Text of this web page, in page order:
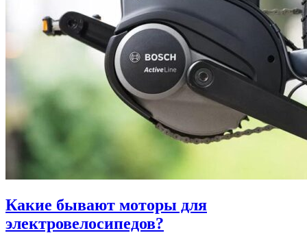
Какие бывают моторы для
электровелосипедов?